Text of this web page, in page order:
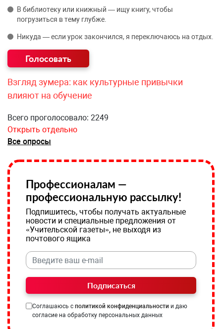
В библиотеку или книжный — ищу книгу, чтобы
погрузиться в тему глубже.
Никуда — если урок закончился, я переключаюсь на отдых.
Взгляд зумера: как культурные привычки
влияют на обучение
Всего проголосовало: 2249
Открыть отдельно
Все опросы
Профессионалам —
профессиональную рассылку!
Подпишитесь, чтобы получать актуальные
новости и специальные предложения от
«Учительской газеты», не выходя из
почтового ящика
Подписаться
Соглашаюсь с политикой конфиденциальности и даю
согласие на обработку персональных данных